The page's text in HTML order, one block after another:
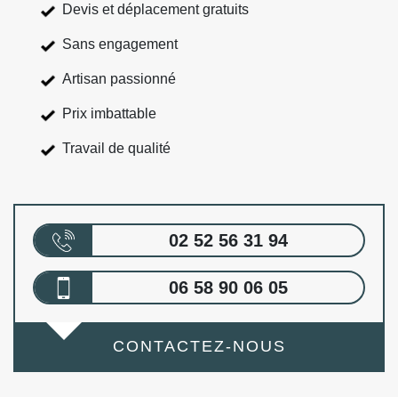
Devis et déplacement gratuits
Sans engagement
Artisan passionné
Prix imbattable
Travail de qualité
02 52 56 31 94
06 58 90 06 05
CONTACTEZ-NOUS